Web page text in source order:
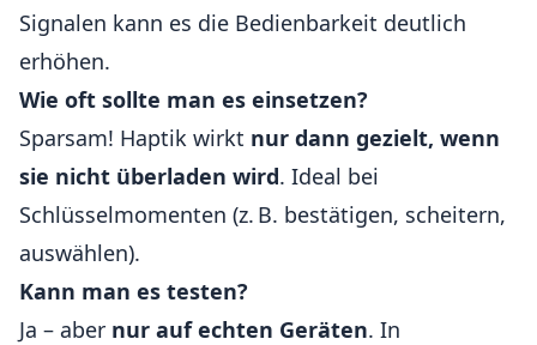
Signalen kann es die Bedienbarkeit deutlich
erhöhen.
Wie oft sollte man es einsetzen?
Sparsam! Haptik wirkt nur dann gezielt, wenn
sie nicht überladen wird. Ideal bei
Schlüsselmomenten (z. B. bestätigen, scheitern,
auswählen).
Kann man es testen?
Ja – aber nur auf echten Geräten. In